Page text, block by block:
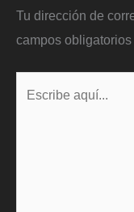
Tu dirección de
campos